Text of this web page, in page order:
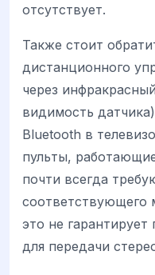
отсутствует.
Также стоит
дистанционного
через
видимость
Bluetooth в
пульты,
почти всегда
соответствующего
это не
для передачи